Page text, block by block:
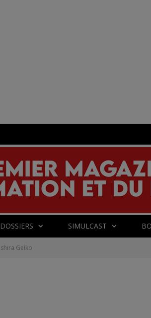
DOSSIERS SIMULCAST
Geiko